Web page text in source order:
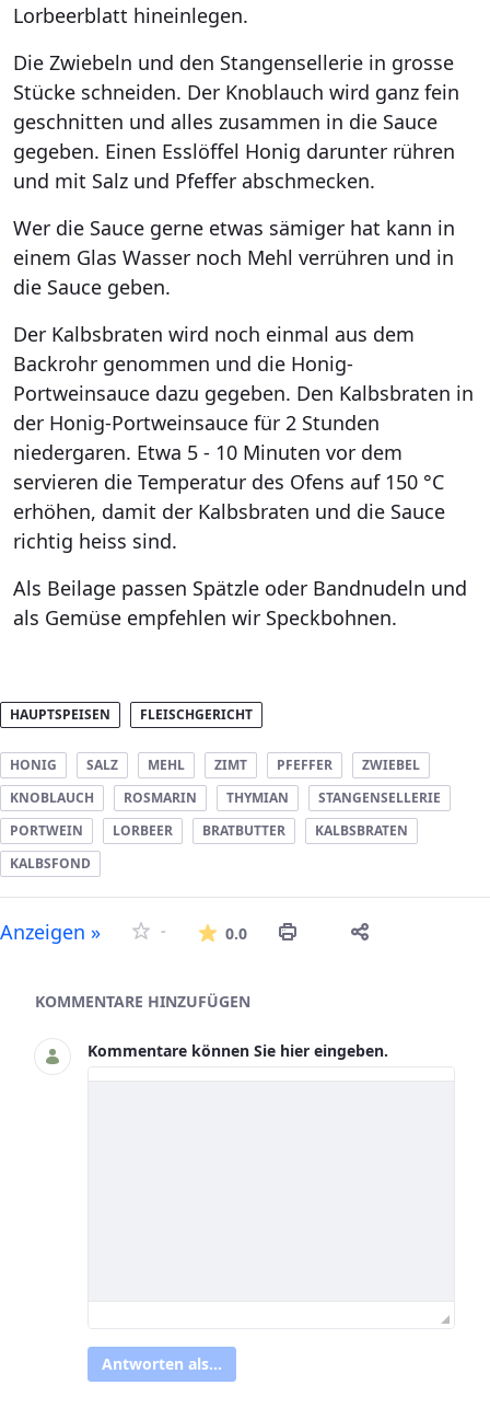
Lorbeerblatt hineinlegen.
Die Zwiebeln und den Stangensellerie in grosse
Stücke schneiden. Der Knoblauch wird ganz fein
geschnitten und alles zusammen in die Sauce
gegeben. Einen Esslöffel Honig darunter rühren
und mit Salz und Pfeffer abschmecken.
Wer die Sauce gerne etwas sämiger hat kann in
einem Glas Wasser noch Mehl verrühren und in
die Sauce geben.
Der Kalbsbraten wird noch einmal aus dem
Backrohr genommen und die Honig-
Portweinsauce dazu gegeben. Den Kalbsbraten in
der Honig-Portweinsauce für 2 Stunden
niedergaren. Etwa 5 - 10 Minuten vor dem
servieren die Temperatur des Ofens auf 150 °C
erhöhen, damit der Kalbsbraten und die Sauce
richtig heiss sind.
Als Beilage passen Spätzle oder Bandnudeln und
als Gemüse empfehlen wir Speckbohnen.
HAUPTSPEISEN FLEISCHGERICHT
HONIG SALZ MEHL ZIMT PFEFFER
ZWIEBEL
KNOBLAUCH
ROSMARIN THYMIAN
STANGENSELLERIE
PORTWEIN
LORBEER BRATBUTTER
KALBSBRATEN
KALBSFOND
Anzeigen » - 0.0Die durchschnittliche
Asset-Herausgeber
KOMMENTARE HINZUFÜGEN
Kommentare können Sie hier eingeben.
Antworten als...